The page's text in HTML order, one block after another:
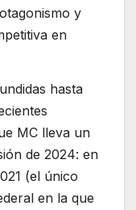
y
en
hasta
MC lleva un
de 2024: en
(el único
en la que